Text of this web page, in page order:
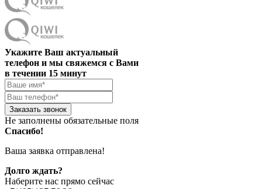
Укажите Ваш актуальный
телефон и мы свяжемся с Вами
в течении 15 минут
Заказать звонок
Не заполнены обязательные поля
Спасибо!
Ваша заявка отправлена!
Долго ждать?
Наберите нас прямо сейчас